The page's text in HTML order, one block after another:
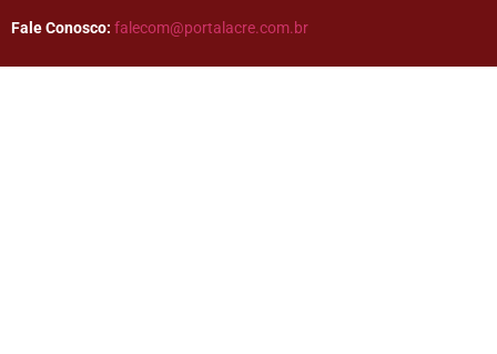
Fale Conosco: falecom@portalacre.com.br